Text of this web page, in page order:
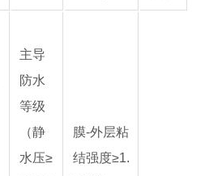
主导
防水
等级
（静
水压≥
膜-外层粘
结强度≥1.